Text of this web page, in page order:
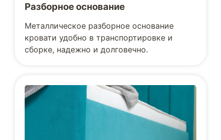
Разборное основание
Металлическое разборное основание
кровати удобно в транспортировке и
сборке, надежно и долговечно.